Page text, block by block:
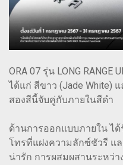
ORA 07 รุ่น LONG
ได้แก่ สีขาว (Jade White)
สองสีนี้จับคู่กับภายในสีดำ
ด้านการออกแบบภายใน ได้
โทรที่แฝงความลักซ์ชัวรี แ
น่ารัก การผสมผสานระหว่า